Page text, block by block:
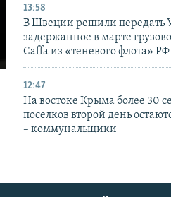
13:58
В Швеции решили передать
задержанное в марте
Caffa из «теневого флота» РФ
12:47
На востоке Крыма более 30
поселков второй день
– коммунальщики